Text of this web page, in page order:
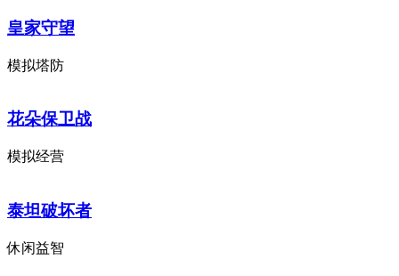
皇家守望
模拟塔防
花朵保卫战
模拟经营
泰坦破坏者
休闲益智